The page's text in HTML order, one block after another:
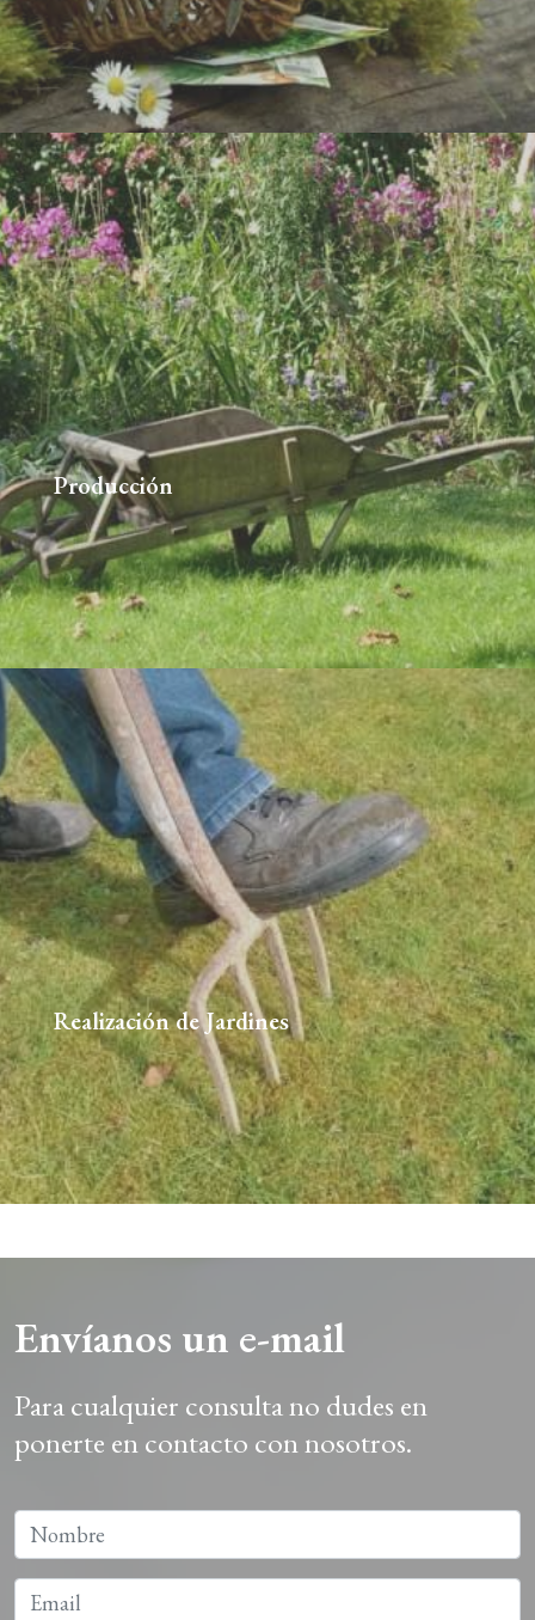
Producción
608959849
Realización de Jardines
☎629509927
Envíanos un e-mail
Para cualquier consulta no dudes en
ponerte en contacto con nosotros.